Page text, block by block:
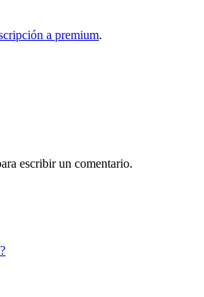
a premium.
escribir un comentario.